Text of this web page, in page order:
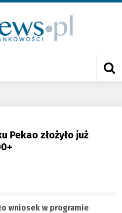
Pekao złożyło już
wniosek w programie